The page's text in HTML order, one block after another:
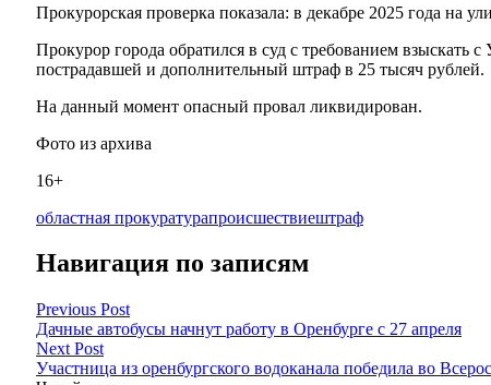
Прокурорская проверка показала: в декабре 2025 года на
Прокурор города обратился в суд с требованием взыскать
пострадавшей и дополнительный штраф в 25 тысяч рублей.
На данный момент опасный провал ликвидирован.
Фото из архива
16+
областная прокуратурапроисшествиештраф
Навигация по записям
Previous Post
Дачные автобусы начнут работу в Оренбурге с 27 апреля
Next Post
Участница из оренбургского водоканала победила во